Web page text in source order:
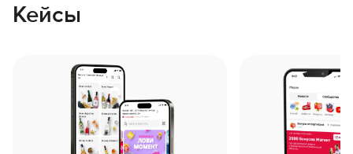
Кейсы